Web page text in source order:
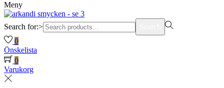
Meny
Search for:>
0
Önskelista
0
Varukorg